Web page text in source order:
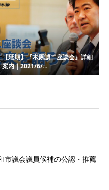
【延期】『木原誠二座談会』詳細
案内｜2021/6/...
市議会議員候補の公認・推薦